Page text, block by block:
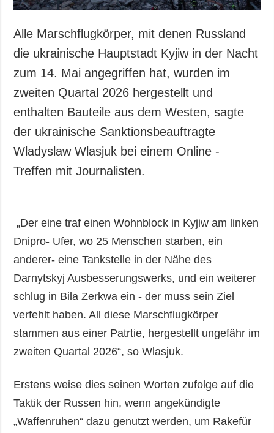
ZUSÄTZLICH
Veröffentlichungen
Interview
Fotos
Video
LEISTUNGEN
Abonnement
Fotobank
Alle Marschflugkörper, mit denen Russland
die ukrainische Hauptstadt Kyjiw in der Nacht
zum 14. Mai angegriffen hat, wurden im
zweiten Quartal 2026 hergestellt und
enthalten Bauteile aus dem Westen, sagte
der ukrainische Sanktionsbeauftragte
Wladyslaw Wlasjuk bei einem Online -
Treffen mit Journalisten.
„Der eine traf einen Wohnblock in Kyjiw am linken
Dnipro- Ufer, wo 25 Menschen starben, ein
anderer- eine Tankstelle in der Nähe des
Darnytskyj Ausbesserungswerks, und ein weiterer
schlug in Bila Zerkwa ein - der muss sein Ziel
verfehlt haben. All diese Marschflugkörper
stammen aus einer Patrtie, hergestellt ungefähr im
zweiten Quartal 2026“, so Wlasjuk.
Erstens weise dies seinen Worten zufolge auf die
Taktik der Russen hin, wenn angekündigte
„Waffenruhen“ dazu genutzt werden, um Rakefür